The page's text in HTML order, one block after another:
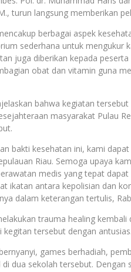
turun langsung memberikan
berbagai aspek
sederhana untuk mengukur
juga diberikan kepada
obat dan vitamin guna
bahwa kegiatan
masyarakat Pulau
bakti kesehatan ini, kami
Riau. Semoga upaya
medis yang tepat
ikatan antara kepolisian dan
dalam keterangan tertulis,
trauma healing
tersebut dengan antusias.
games berhadiah,
dua sekolah tersebut.